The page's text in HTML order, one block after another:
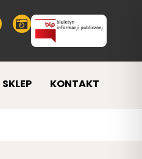
SKLEP KONTAKT